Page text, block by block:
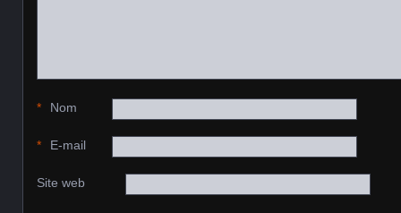
Nom
*
E-mail
*
Site web